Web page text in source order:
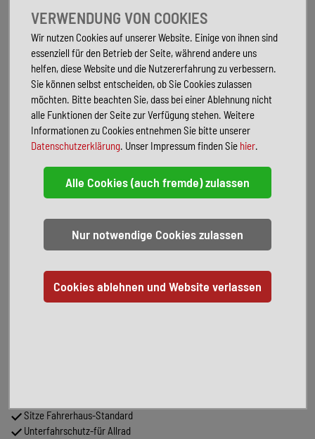
3. Wohnraumbatterie 160 AH Lithium
Wechselrichter 12V/230V 1800W
Wohnkomfortpaket :
Holzrost in Duschwanne
Spannbetttuch Festbett
Kissen
Indirekte Beleuchtung
Steckdosen-Paket
Style-Paket MB Teilintegriert:
Kühlergrill-mit Chrom-Applikationen
Lack. Aussenteile-Frontst/Anbauteile
Nebelscheinwerfer-mit Abbiegelicht
Wärmeisolierung Fahrerraum
Sitzheizung Fahrer & Beifahrer
Lenkrad- in Leder beheizbar
Warmluft- Zusatzheizung elektrisch
Weitere Ausstattung:
Sitze Fahrerhaus-Standard
Unterfahrschutz-für Allrad
VERWENDUNG VON COOKIES
Wir nutzen Cookies auf unserer Website. Einige von ihnen sind
essenziell für den Betrieb der Seite, während andere uns
helfen, diese Website und die Nutzererfahrung zu verbessern.
Sie können selbst entscheiden, ob Sie Cookies zulassen
möchten. Bitte beachten Sie, dass bei einer Ablehnung nicht
alle Funktionen der Seite zur Verfügung stehen. Weitere
Informationen zu Cookies entnehmen Sie bitte unserer
Datenschutzerklärung. Unser Impressum finden Sie hier.